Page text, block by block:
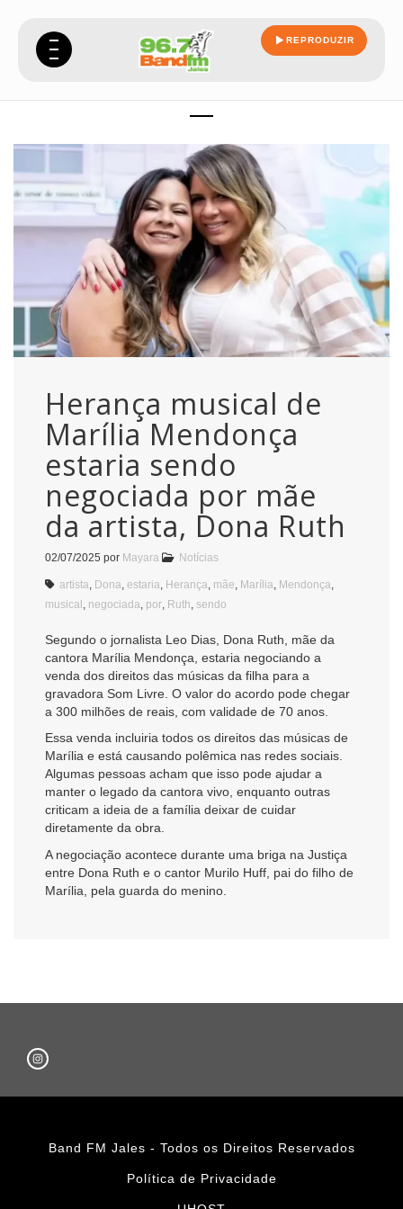
REPRODUZIR
Herança musical de
Marília Mendonça
estaria sendo
negociada por mãe
da artista, Dona Ruth
02/07/2025 por Mayara Notícias
artista Dona estaria Herança mãe Marília Mendonça
musical negociada por Ruth sendo
Segundo o jornalista Leo Dias, Dona Ruth, mãe da
cantora Marília Mendonça, estaria negociando a
venda dos direitos das músicas da filha para a
gravadora Som Livre. O valor do acordo pode chegar
a 300 milhões de reais, com validade de 70 anos.
Essa venda incluiria todos os direitos das músicas de
Marília e está causando polêmica nas redes sociais.
Algumas pessoas acham que isso pode ajudar a
manter o legado da cantora vivo, enquanto outras
criticam a ideia de a família deixar de cuidar
diretamente da obra.
A negociação acontece durante uma briga na Justiça
entre Dona Ruth e o cantor Murilo Huff, pai do filho de
Marília, pela guarda do menino.
Band FM Jales - Todos os Direitos Reservados
Política de Privacidade